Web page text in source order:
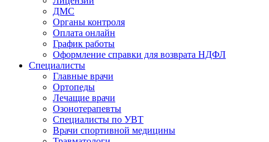
ДМС
Органы контроля
Оплата онлайн
График работы
Оформление справки для возврата НДФЛ
Специалисты
Главные врачи
Ортопеды
Лечащие врачи
Озонотерапевты
Специалисты по УВТ
Врачи спортивной медицины